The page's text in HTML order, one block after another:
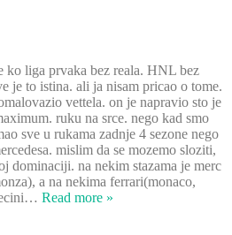
ko liga prvaka bez reala. HNL bez
je to istina. ali ja nisam pricao o tome.
vettela. on je napravio sto je
ruku na srce. nego kad smo
sve u rukama zadnje 4 sezone nego
mislim da se mozemo sloziti,
dominaciji. na nekim stazama je merc
a na nekima ferrari(monaco,
… Read more »